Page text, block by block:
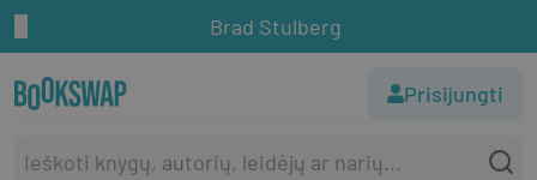
Brad Stulberg
Prisijungti